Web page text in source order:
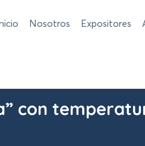
Nosotros Expositores
con